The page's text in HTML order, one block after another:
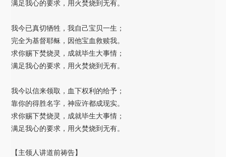
满足我心的要求，用火焚烧到无有。
我今已真切牺牲，我自己宝贝一生；
完全为基督耶稣，因他宝血救赎我。
求你赐下焚烧灵，成就毕生大事情；
满足我心的要求，用火焚烧到无有。
我今以信来领取，血下权利的给予；
靠你的得胜名字，神应许都成现实。
求你赐下焚烧灵，成就毕生大事情；
满足我心的要求，用火焚烧到无有。
【主领人讲道前祷告】